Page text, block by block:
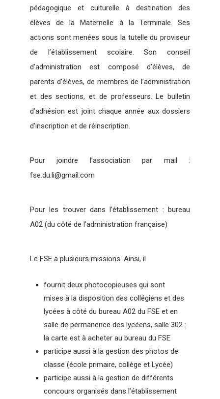
pédagogique et culturelle à destination des
élèves de la Maternelle à la Terminale. Ses
actions sont menées sous la tutelle du proviseur
de l’établissement scolaire. Son conseil
d’administration est composé d’élèves, de
parents d’élèves, de membres de l’administration
et des sections, et de professeurs. Le bulletin
d’adhésion est joint chaque année aux dossiers
d’inscription et de réinscription.
Pour joindre l’association par mail :
fse.du.li@gmail.com
Pour les trouver dans l’établissement : bureau
A02 (du côté de l’administration française)
Le FSE a plusieurs missions. Ainsi, il
fournit deux photocopieuses qui sont
mises à la disposition des collégiens et des
lycées à côté du bureau A02 du FSE et en
salle de permanence des lycéens, salle 302 :
la carte est à acheter au bureau du FSE
participe aussi à la gestion des photos de
classe (école primaire, collège et Lycée)
participe aussi à la gestion de différents
concours organisés dans l’établissement